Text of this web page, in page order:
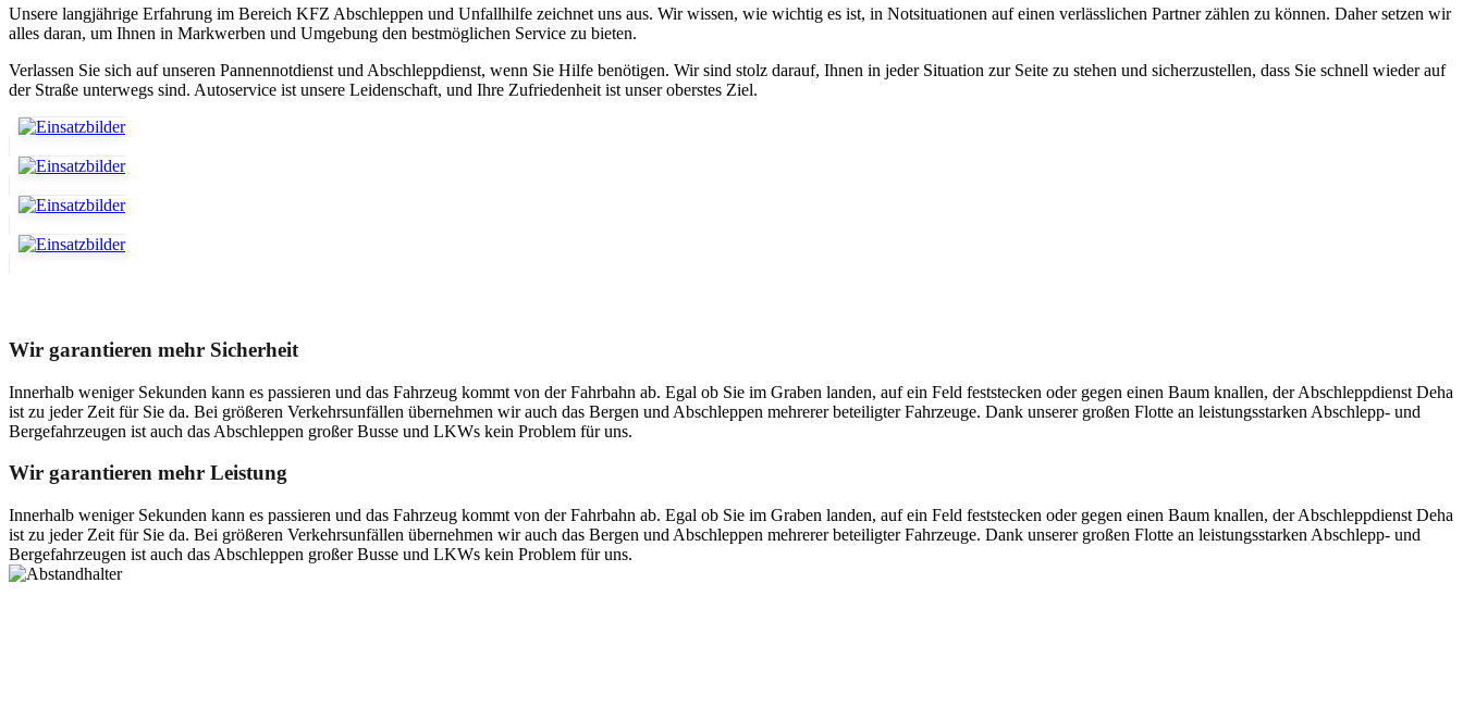
Unsere langjährige Erfahrung im Bereich KFZ Abschleppen und Unfallhilfe zeichnet uns aus. Wir wissen, wie wichtig es ist, in Notsituationen auf einen verlässlichen Partner zählen zu können. Daher setzen wir
alles daran, um Ihnen in Markwerben und Umgebung den bestmöglichen Service zu bieten.
Verlassen Sie sich auf unseren Pannennotdienst und Abschleppdienst, wenn Sie Hilfe benötigen. Wir sind stolz darauf, Ihnen in jeder Situation zur Seite zu stehen und sicherzustellen, dass Sie schnell wieder auf
der Straße unterwegs sind. Autoservice ist unsere Leidenschaft, und Ihre Zufriedenheit ist unser oberstes Ziel.
Wir garantieren mehr Sicherheit
Innerhalb weniger Sekunden kann es passieren und das Fahrzeug kommt von der Fahrbahn ab. Egal ob Sie im Graben landen, auf ein Feld feststecken oder gegen einen Baum knallen, der Abschleppdienst Deha
ist zu jeder Zeit für Sie da. Bei größeren Verkehrsunfällen übernehmen wir auch das Bergen und Abschleppen mehrerer beteiligter Fahrzeuge. Dank unserer großen Flotte an leistungsstarken Abschlepp- und
Bergefahrzeugen ist auch das Abschleppen großer Busse und LKWs kein Problem für uns.
Wir garantieren mehr Leistung
Innerhalb weniger Sekunden kann es passieren und das Fahrzeug kommt von der Fahrbahn ab. Egal ob Sie im Graben landen, auf ein Feld feststecken oder gegen einen Baum knallen, der Abschleppdienst Deha
ist zu jeder Zeit für Sie da. Bei größeren Verkehrsunfällen übernehmen wir auch das Bergen und Abschleppen mehrerer beteiligter Fahrzeuge. Dank unserer großen Flotte an leistungsstarken Abschlepp- und
Bergefahrzeugen ist auch das Abschleppen großer Busse und LKWs kein Problem für uns.